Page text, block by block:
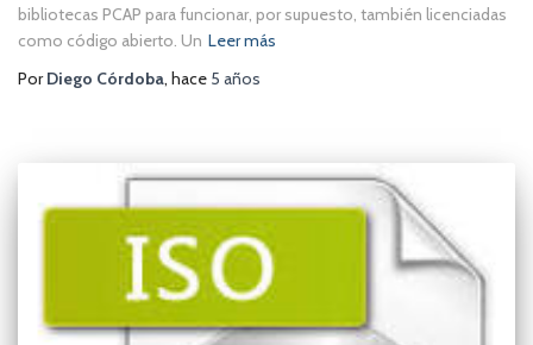
bibliotecas PCAP para funcionar, por supuesto, también licenciadas
como código abierto. Un Leer más
PorDiego Córdoba, hace 5 años